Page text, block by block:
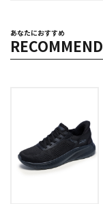
あなたにおすすめ
RECOMMEND